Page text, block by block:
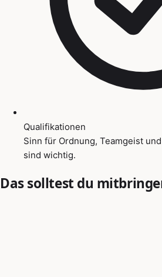
Qualifikationen
Sinn für Ordnung, Teamgeist
sind wichtig.
Das solltest du